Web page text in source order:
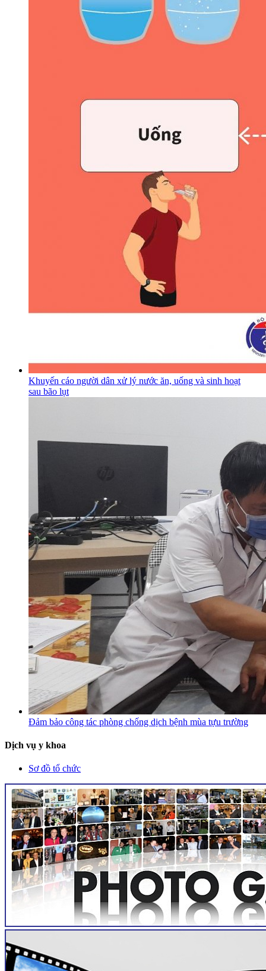
Khuyến cáo người dân xử lý nước ăn, uống và sinh hoạt
sau bão lụt
Đảm bảo công tác phòng chống dịch bệnh mùa tựu trường
Dịch vụ y khoa
Sơ đồ tổ chức